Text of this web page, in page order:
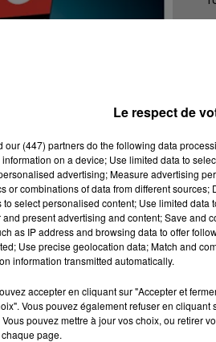
Le respect de
our (447) partnersdo the following data
on a device; Use limited data to
advertising; Measure advertising
or combinations of data from different
to select personalised content; Use limited data
and present advertising and content; Save and
as IP address and browsing data to offer
Use precise geolocation data; Match and
information transmitted automatically.
accepter en cliquant sur "Accepter et
Vous pouvez également refuser en
Vous pouvez mettre à jour vos choix, ou retirer
page.